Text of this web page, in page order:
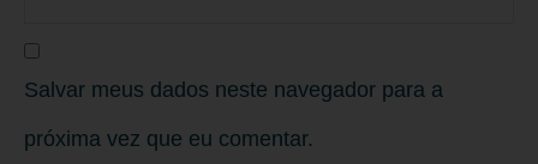
Salvar meus dados neste navegador para a
próxima vez que eu comentar.